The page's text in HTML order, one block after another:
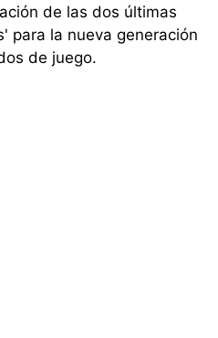
de las dos últimas
para la nueva generación
de juego.